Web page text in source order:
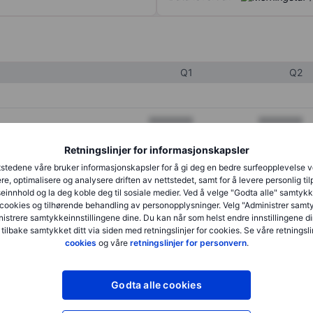
Retningslinjer for informasjonskapsler
våre bruker informasjonskapsler for å gi deg en bedre surfeopplevelse
optimalisere og analysere driften av nettstedet, samt for å levere personlig
og la deg koble deg til sosiale medier. Ved å velge "Godta alle"
og tilhørende behandling av personopplysninger. Velg "Administrer
samtykkeinnstillingene dine. Du kan når som helst endre innstillingene
samtykket ditt via siden med retningslinjer for cookies. Se våre
cookies og våre retningslinjer for personvern.
Godta alle cookies
Q1 Q2
XXXXXXX XXXXXXX
XXXXXXX
XXXXXXX XXXXXXX
XXXXXXX XXXXXXX
XXXXXXX